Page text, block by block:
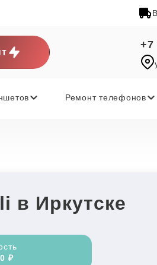
+7
Ремонт телефонов
в Иркутске
₽